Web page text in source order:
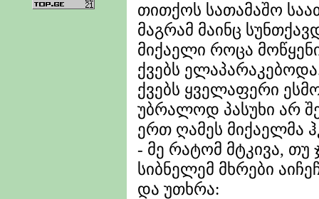
თითქოს სათამაშო
მაგრამ მაინც
მიქაელი როცა
ქვებს
ქვებს ყველაფერი
უბრალოდ პასუხი არ
ერთ ღამეს მიქაელმა
- მე რატომ მტკივა, თუ
სიბნელემ მხრები
და უთხრა: